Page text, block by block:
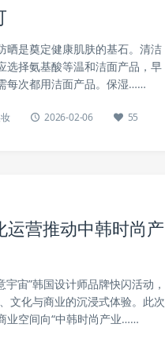
晒是奠定健康肌肤的基石。清洁
选择氨基酸等温和洁面产品，早
每次都用洁面产品。保湿……
2026-02-06 55
运营推动中韩时尚产
宙”韩国设计师品牌快闪活动，
文化与商业的沉浸式体验。此次
业空间向“中韩时尚产业……